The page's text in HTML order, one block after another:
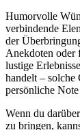
Humorvolle
verbindende
der
Anekdoten oder
lustige
handelt – solche
persönliche
Wenn du
zu bringen,